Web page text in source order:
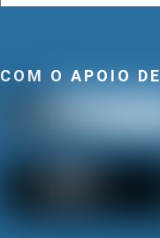
COM O APOIO DE